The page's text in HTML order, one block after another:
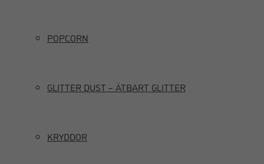
POPCORN
GLITTER DUST – ÄTBART GLITTER
KRYDDOR